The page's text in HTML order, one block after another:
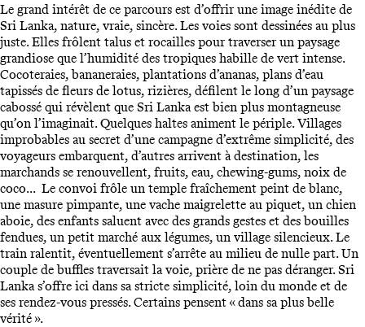
Le grand intérêt de ce parcours est d’offrir une image inédite de
Sri Lanka, nature, vraie, sincère. Les voies sont dessinées au plus
juste. Elles frôlent talus et rocailles pour traverser un paysage
grandiose que l’humidité des tropiques habille de vert intense.
Cocoteraies, bananeraies, plantations d’ananas, plans d’eau
tapissés de fleurs de lotus, rizières, défilent le long d’un paysage
cabossé qui révèlent que Sri Lanka est bien plus montagneuse
qu’on l’imaginait. Quelques haltes animent le périple. Villages
improbables au secret d’une campagne d’extrême simplicité, des
voyageurs embarquent, d’autres arrivent à destination, les
marchands se renouvellent, fruits, eau, chewing-gums, noix de
coco... Le convoi frôle un temple fraîchement peint de blanc,
une masure pimpante, une vache maigrelette au piquet, un chien
aboie, des enfants saluent avec des grands gestes et des bouilles
fendues, un petit marché aux légumes, un village silencieux. Le
train ralentit, éventuellement s’arrête au milieu de nulle part. Un
couple de buffles traversait la voie, prière de ne pas déranger. Sri
Lanka s’offre ici dans sa stricte simplicité, loin du monde et de
ses rendez-vous pressés. Certains pensent « dans sa plus belle
vérité ».